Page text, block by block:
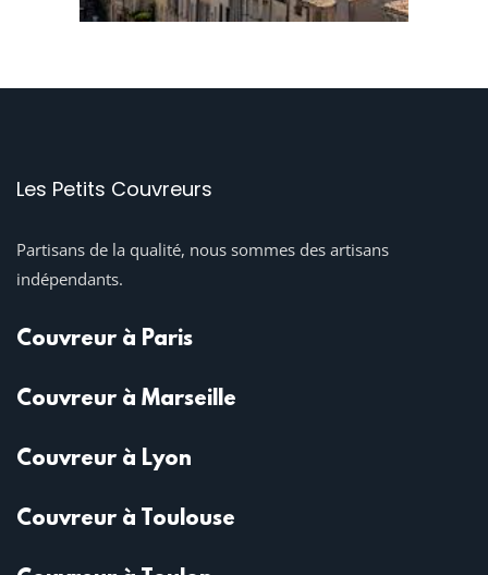
Les Petits Couvreurs
Partisans de la qualité, nous sommes des artisans
indépendants.
Couvreur à Paris
Couvreur à Marseille
Couvreur à Lyon
Couvreur à Toulouse